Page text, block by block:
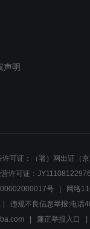
声明
许可证：（署）网出证（
许可证：
号 网络
违规不良信息举报:电话
廉正举报入口